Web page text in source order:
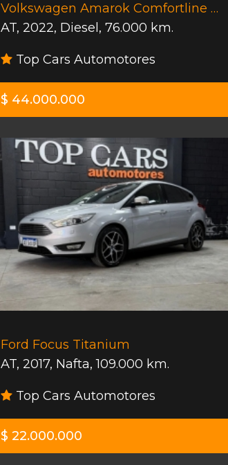
Volkswagen Amarok Comfortline V6 At
AT, 2022, Diesel , 76.000 km.
Top Cars Automotores
$ 44.000.000
Ford Focus Titanium
AT, 2017, Nafta,109.000 km.
Top Cars Automotores
$ 22.000.000